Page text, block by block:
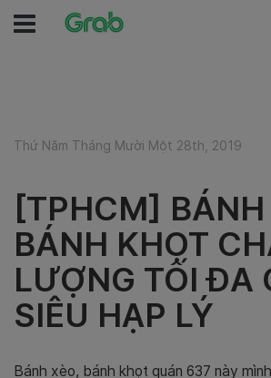
Thứ Năm Tháng Mười Một 28th, 2019
[TPHCM] BÁNH
BÁNH KHỌT
LƯỢNG TỐI ĐA
SIÊU HẠP LÝ
Bánh xèo, bánh khọt quán 637 này